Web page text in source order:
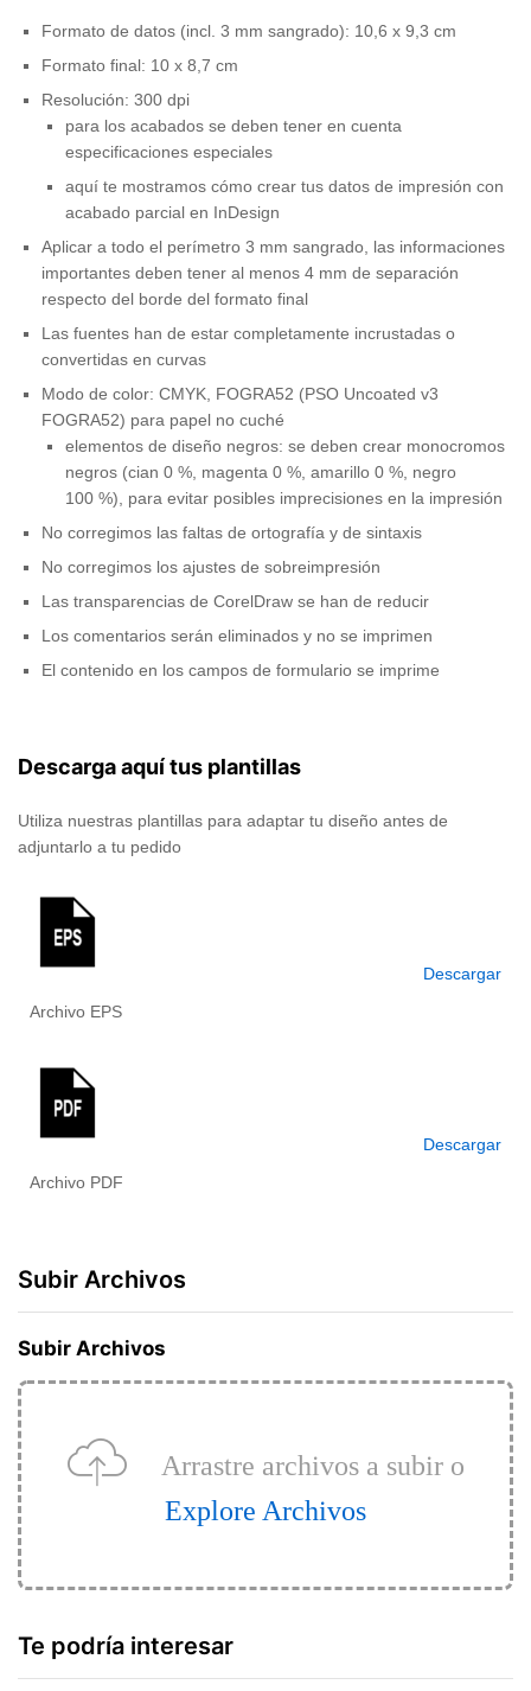
Formato de datos (incl. 3 mm sangrado): 10,6 x 9,3 cm
Formato final: 10 x 8,7 cm
Resolución: 300 dpi
para los acabados se deben tener en cuenta
especificaciones especiales
aquí te mostramos cómo crear tus datos de impresión con
acabado parcial en InDesign
Aplicar a todo el perímetro 3 mm sangrado, las informaciones
importantes deben tener al menos 4 mm de separación
respecto del borde del formato final
Las fuentes han de estar completamente incrustadas o
convertidas en curvas
Modo de color: CMYK, FOGRA52 (PSO Uncoated v3
FOGRA52) para papel no cuché
elementos de diseño negros: se deben crear monocromos
negros (cian 0 %, magenta 0 %, amarillo 0 %, negro
100 %), para evitar posibles imprecisiones en la impresión
No corregimos las faltas de ortografía y de sintaxis
No corregimos los ajustes de sobreimpresión
Las transparencias de CorelDraw se han de reducir
Los comentarios serán eliminados y no se imprimen
El contenido en los campos de formulario se imprime
Descarga aquí tus plantillas
Utiliza nuestras plantillas para adaptar tu diseño antes de
adjuntarlo a tu pedido
Archivo EPS
Descargar
Archivo PDF
Descargar
Subir Archivos
Subir Archivos
Arrastre archivos a subir o
Explore Archivos
Te podría interesar